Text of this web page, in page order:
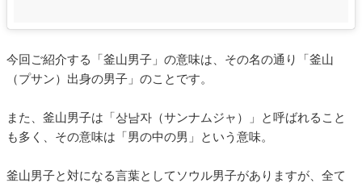
今回ご紹介する「釜山男子」の意味は、その名の通り「釜山
（プサン）出身の男子」のことです。
また、釜山男子は「상남자（サンナムジャ）」と呼ばれること
も多く、その意味は「男の中の男」という意味。
釜山男子と対になる言葉としてソウル男子がありますが、全て